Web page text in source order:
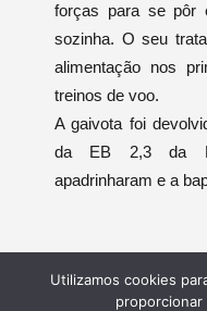
forças para se pôr
sozinha. O seu
alimentação nos
treinos de voo.
A gaivota foi
da EB 2,3 da
apadrinharam e a
Utilizamos cookies
proporcionar